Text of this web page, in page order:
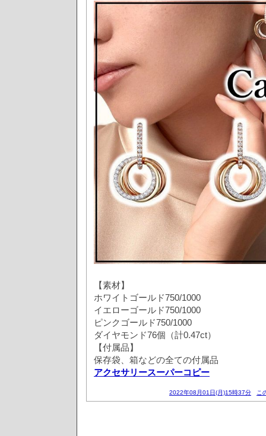
【素材】
ホワイトゴールド750/1000
イエローゴールド750/1000
ピンクゴールド750/1000
ダイヤモンド76個（計0.47ct）
【付属品】
保存袋、箱などの全ての付属品
アクセサリースーパーコピー
2022年08月01日(月)15時37分 こ